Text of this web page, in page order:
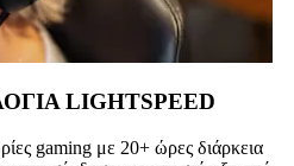
LIGHTSPEED
gaming με 20+ ώρες διάρκεια